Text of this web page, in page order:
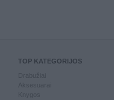
TOP KATEGORIJOS
Knygos